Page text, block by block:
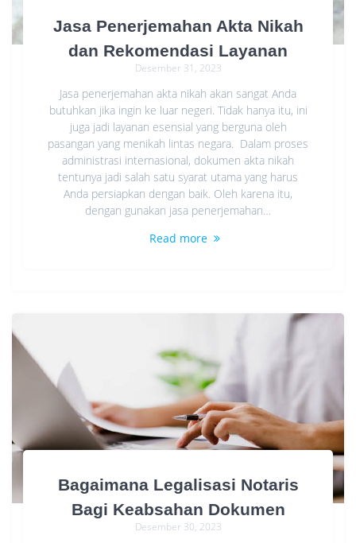
Jasa Penerjemahan Akta Nikah
dan Rekomendasi Layanan
Desember 31, 2023
Jasa penerjemahan akta nikah akan sangat Anda
butuhkan jika ingin ke luar negeri. Tidak hanya itu, ini
juga jadi layanan esensial yang berguna oleh
pasangan yang menikah lintas negara. Dalam proses
administrasi internasional, dokumen akta nikah
tentunya jadi salah satu syarat utama yang harus
Anda persiapkan dengan baik. Oleh karena itu,
dengan gunakan jasa penerjemahan…
Read more
Bagaimana Legalisasi Notaris
Bagi Keabsahan Dokumen
Desember 30, 2023